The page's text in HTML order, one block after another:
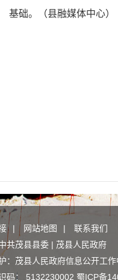
基础。（县融媒体中心）
| 网站地图 |
联系我们
共茂县县委 | 茂县人民政府
：茂县人民政府信息公开工
码： 5132230002 蜀ICP备